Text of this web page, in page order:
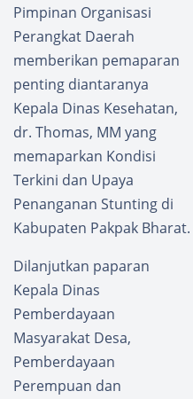
Pimpinan Organisasi
Perangkat Daerah
memberikan pemaparan
penting diantaranya
Kepala Dinas Kesehatan,
dr. Thomas, MM yang
memaparkan Kondisi
Terkini dan Upaya
Penanganan Stunting di
Kabupaten Pakpak Bharat.
Dilanjutkan paparan
Kepala Dinas
Pemberdayaan
Masyarakat Desa,
Pemberdayaan
Perempuan dan